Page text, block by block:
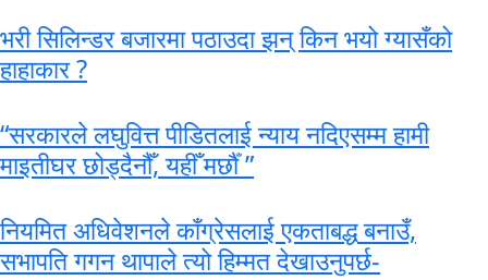
भरी सिलिन्डर बजारमा पठाउदा झन् किन भयो ग्यासँको
हाहाकार ?
“सरकारले लघुवित्त पीडितलाई न्याय नदिएसम्म हामी
माइतीघर छोड्दैनौँ, यहीँ मर्छौँ ”
नियमित अधिवेशनले काँग्रेसलाई एकताबद्ध बनाउँ,
सभापति गगन थापाले त्यो हिम्मत देखाउनुपर्छ-